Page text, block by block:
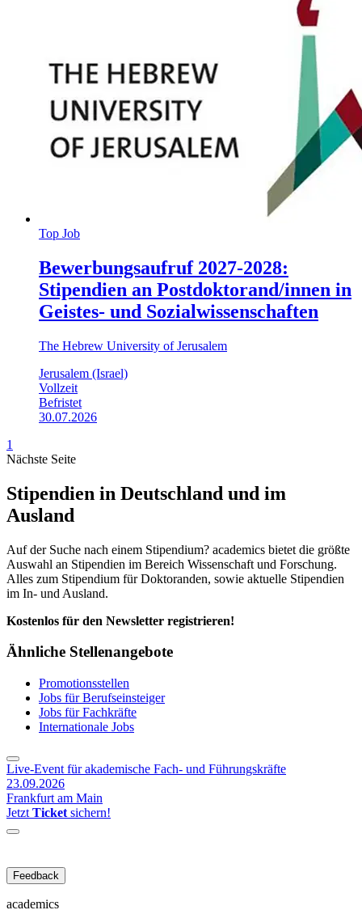
Top Job
Bewerbungsaufruf 2027-2028:
Stipendien an Postdoktorand/innen in
Geistes- und Sozialwissenschaften
The Hebrew University of Jerusalem
Jerusalem (Israel)
Vollzeit
Befristet
30.07.2026
1
Nächste Seite
Stipendien in Deutschland und im
Ausland
Auf der Suche nach einem Stipendium? academics bietet die größte
Auswahl an Stipendien im Bereich Wissenschaft und Forschung.
Alles zum Stipendium für Doktoranden, sowie aktuelle Stipendien
im In- und Ausland.
Kostenlos für den Newsletter registrieren!
Ähnliche Stellenangebote
Promotionsstellen
Jobs für Berufseinsteiger
Jobs für Fachkräfte
Internationale Jobs
Live-Event für akademische Fach- und Führungskräfte
23.09.2026
Frankfurt am Main
Jetzt Ticket sichern!
Feedback
academics